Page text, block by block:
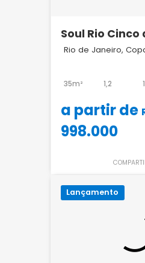
Soul Rio Cinco
Copacabana
Rio de Janeiro,
35m² 1,2 1
a partir de
998.000
Lançamento